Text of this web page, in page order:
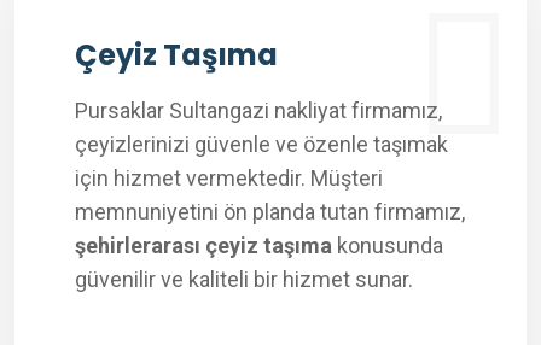
Çeyiz Taşıma
Pursaklar Sultangazi nakliyat firmamız,
çeyizlerinizi güvenle ve özenle taşımak
için hizmet vermektedir. Müşteri
memnuniyetini ön planda tutan firmamız,
şehirlerarası çeyiz taşıma konusunda
güvenilir ve kaliteli bir hizmet sunar.